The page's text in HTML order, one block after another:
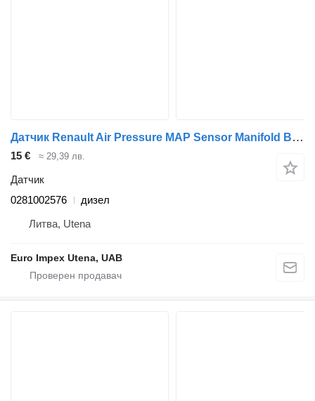
Датчик Renault Air Pressure MAP Sensor Manifold Boost 0281002576 за камион Renault Magnum
15 € ≈ 29,39 лв.
Датчик
0281002576
дизел
Литва, Utena
Euro Impex Utena, UAB